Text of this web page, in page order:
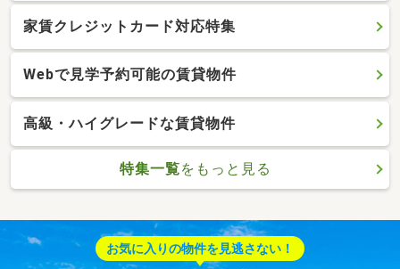
家賃クレジットカード対応特集
Webで見学予約可能の賃貸物件
高級・ハイグレードな賃貸物件
特集一覧をもっと見る
お気に入りの物件を見逃さない！